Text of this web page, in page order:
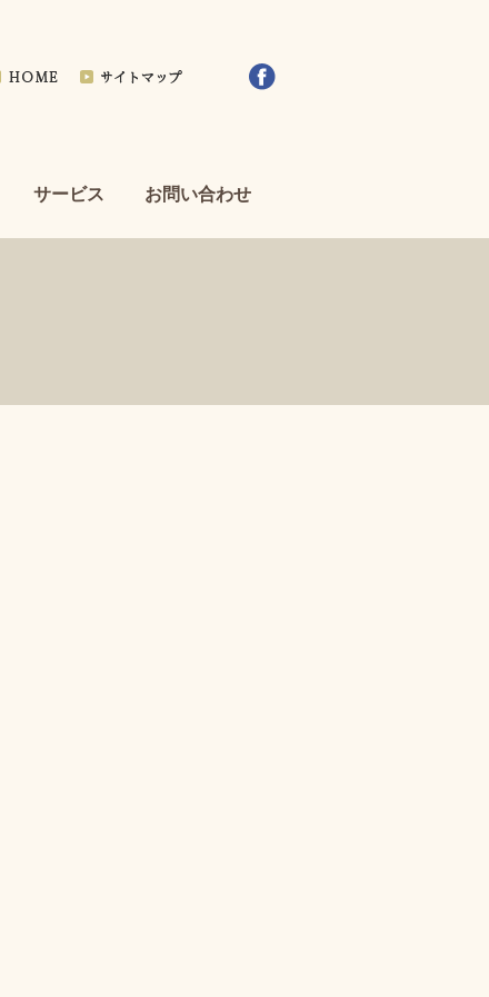
サービス お問い合わせ